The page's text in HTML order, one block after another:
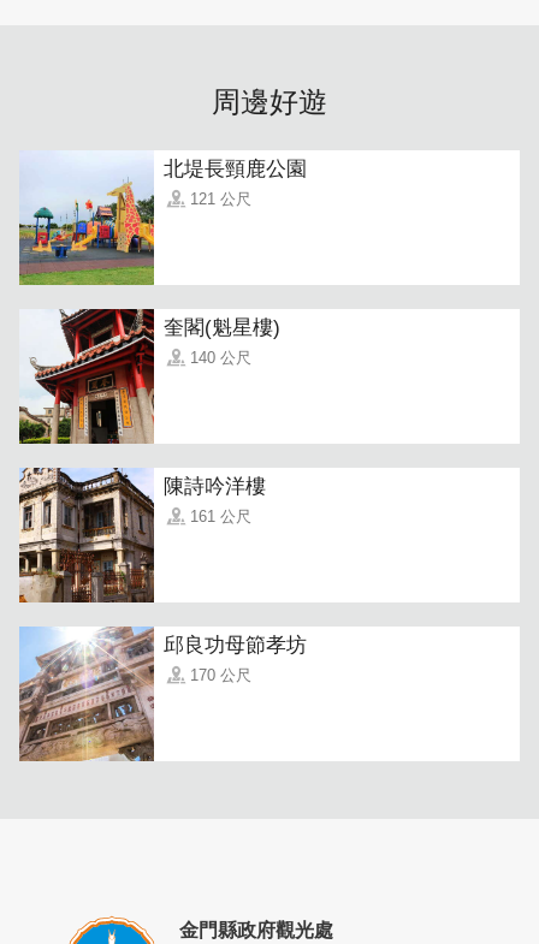
周邊好遊
北堤長頸鹿公園
121 公尺
奎閣(魁星樓)
140 公尺
陳詩吟洋樓
161 公尺
邱良功母節孝坊
170 公尺
金門縣政府觀光處